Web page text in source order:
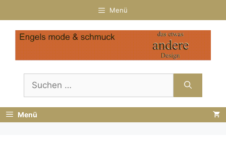
Inhalt
springen
Menü
nach:
Menü